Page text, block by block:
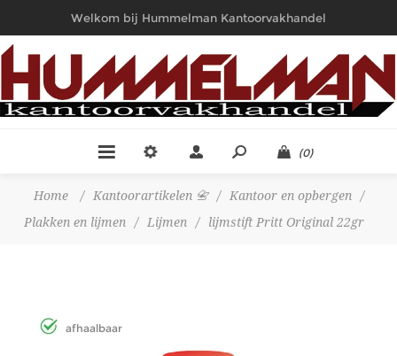
Welkom bij Hummelman Kantoorvakhandel
(0)
Home / Kantoorartikelen 📇 / Kantoor en opbergen
/
Plakken en lijmen
/ Lijmen / lijmstift Pritt Original 22gr
afhaalbaar